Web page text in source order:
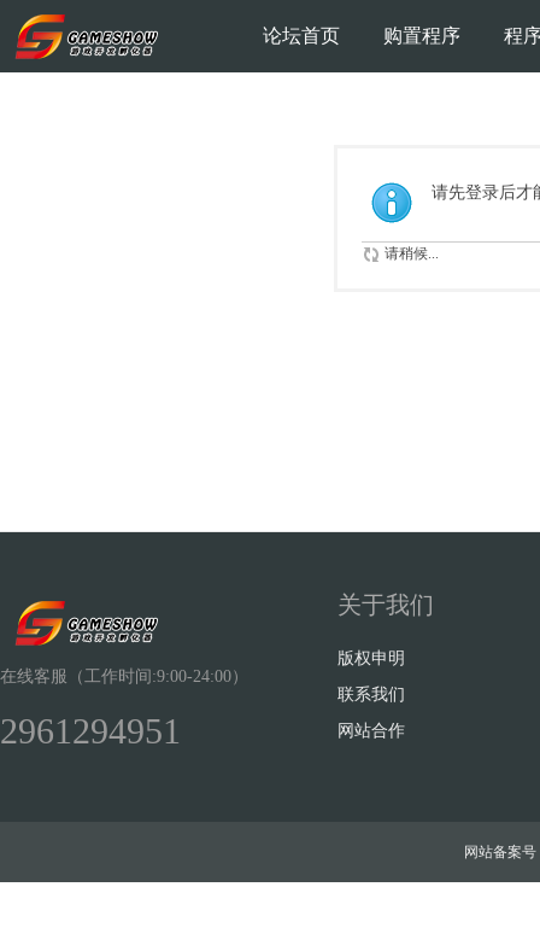
论坛首页 购置程序 程
请先登录后才
请稍候...
在线客服（工作时间:9:00-24:00）
2961294951
关于我们
版权申明
联系我们
网站合作
网站备案号